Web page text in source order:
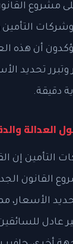
مشروع
وشركات
أن هذه
وتبرر تحديد
دقيقة.
العدالة
التأمين إن
القانون
الأسعار،
عادل